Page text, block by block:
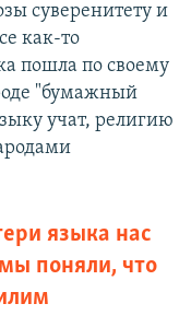
суверенитету и
как-то
пошла по своему
"бумажный
учат, религию
языка нас
поняли, что